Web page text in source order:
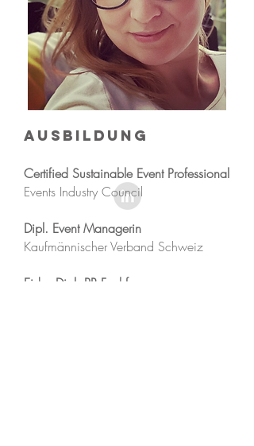
Ausbildung
Certified Sustainable Event Professional
Events Industry Council
Dipl. Event Managerin
Kaufmännischer Verband Schweiz
Eidg. Dipl. PR Fachfrau